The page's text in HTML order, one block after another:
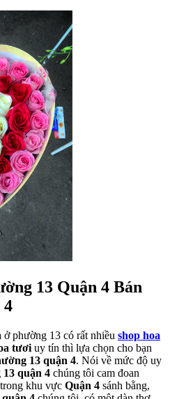
13 Quận 4 Bán
4
ở phường 13 có rất nhiều shop hoa
tươi uy tín thì lựa chọn cho bạn
13 quận 4. Nói về mức độ uy
quận 4 chúng tôi cam đoan
khu vực Quận 4 sánh bằng,